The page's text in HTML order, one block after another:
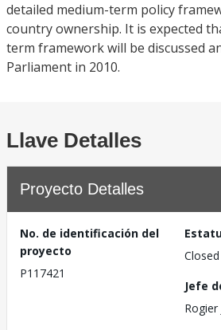
detailed medium-term policy
country ownership. It is expected
term framework will be discussed
Parliament in 2010.
Llave Detalles
Proyecto Detalles
No. de identificación del
proyecto
P117421
Closed
Jefe
Rogier